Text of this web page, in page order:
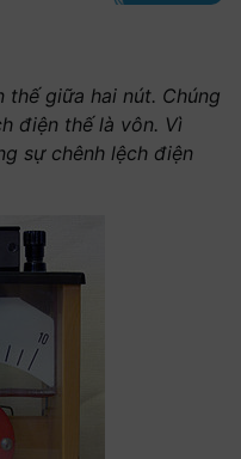
thế giữa hai nút. Chúng
điện thế là vôn. Vì
sự chênh lệch điện